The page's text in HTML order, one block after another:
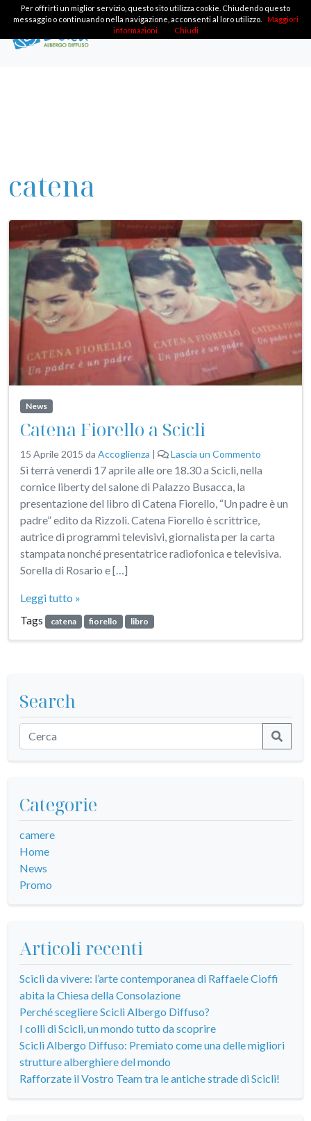
catena
News
Catena Fiorello a Scicli
15 Aprile 2015 da Accoglienza | Lascia un Commento
Si terrà venerdì 17 aprile alle ore 18.30 a Scicli, nella
cornice liberty del salone di Palazzo Busacca, la
presentazione del libro di Catena Fiorello, “Un padre è un
padre” edito da Rizzoli. Catena Fiorello è scrittrice,
autrice di programmi televisivi, giornalista per la carta
stampata nonché presentatrice radiofonica e televisiva.
Sorella di Rosario e […]
Leggi tutto »
Tags
catena fiorello libro
Search
Categorie
camere
Home
News
Promo
Articoli recenti
Scicli da vivere: l’arte contemporanea di Raffaele Cioffi
abita la Chiesa della Consolazione
Perché scegliere Scicli Albergo Diffuso?
I colli di Scicli, un mondo tutto da scoprire
Scicli Albergo Diffuso: Premiato come una delle migliori
strutture alberghiere del mondo
Rafforzate il Vostro Team tra le antiche strade di Scicli!
Per offrirti un miglior servizio, questo sito utilizza cookie. Chiudendo questo
messaggio o continuando nella navigazione, acconsenti al loro utilizzo.
Maggiori
informazioni
Chiudi